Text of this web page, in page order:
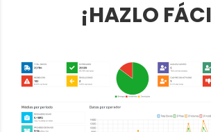
¡HAZLO